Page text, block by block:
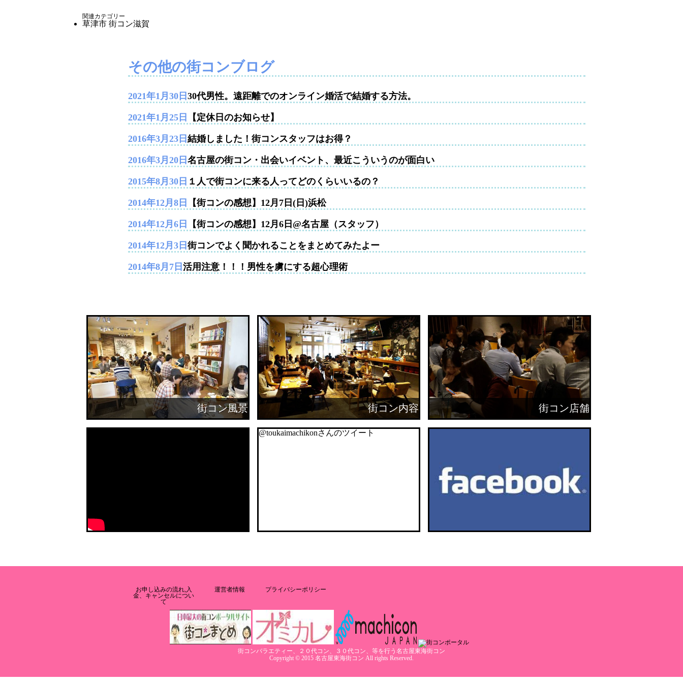
関連カテゴリー
草津市 街コン滋賀
その他の街コンブログ
2021年1月30日 30代男性。遠距離でのオンライン婚活で結婚する方法。
2021年1月25日 【定休日のお知らせ】
2016年3月23日 結婚しました！街コンスタッフはお得？
2016年3月20日 名古屋の街コン・出会いイベント、最近こういうのが面白い
2015年8月30日 １人で街コンに来る人ってどのくらいいるの？
2014年12月8日 【街コンの感想】12月7日(日)浜松
2014年12月6日 【街コンの感想】12月6日@名古屋（スタッフ）
2014年12月3日 街コンでよく聞かれることをまとめてみたよー
2014年8月7日 活用注意！！！男性を虜にする超心理術
街コン風景 街コン内容 街コン店舗
@toukaimachikonさんのツイート
お申し込みの流れ,入
金、キャンセルについ
て
運営者情報 プライバシーポリシー
街コンバラエティー、２０代コン、３０代コン、等を行う名古屋東海街コン
Copyright © 2015 名古屋東海街コン All rights Reserved.